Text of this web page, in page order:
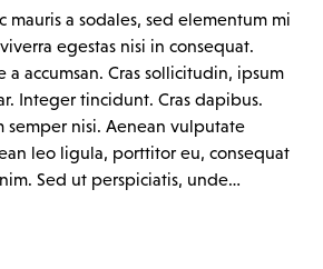
mauris a sodales, sed elementum mi
egestas nisi in consequat.
a accumsan. Cras sollicitudin, ipsum
Integer tincidunt. Cras dapibus.
semper nisi. Aenean vulputate
leo ligula, porttitor eu, consequat
Sed ut perspiciatis, unde…